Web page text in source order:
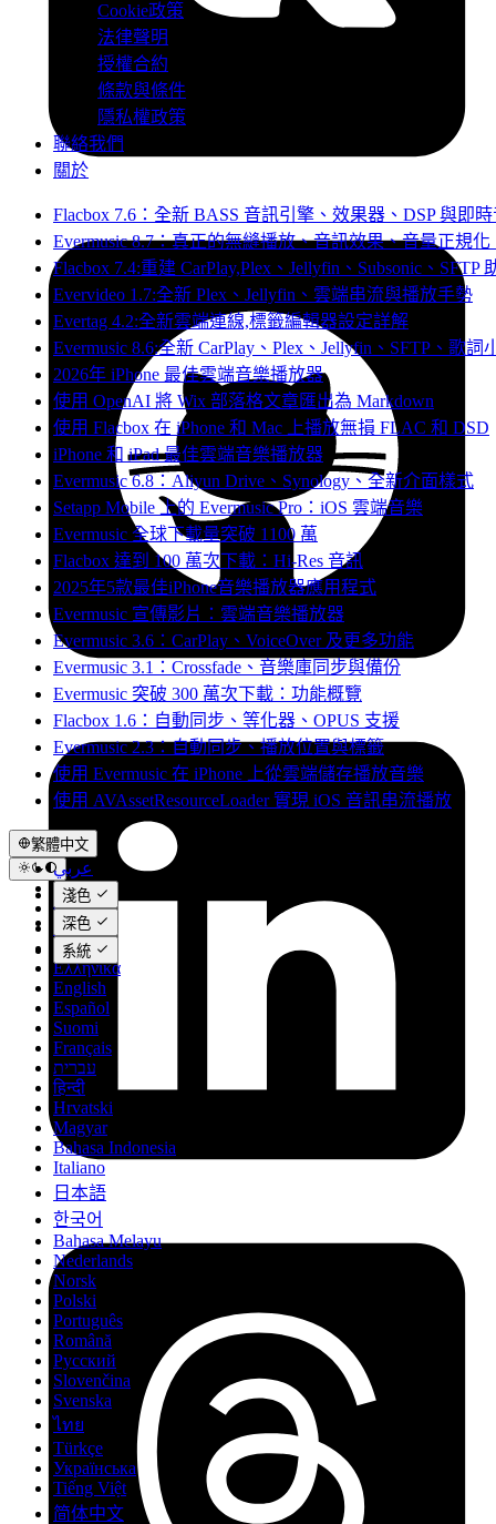
Cookie政策
法律聲明
授權合約
條款與條件
隱私權政策
聯絡我們
關於
Flacbox 7.6：全新 BASS 音訊引擎、效果器、DSP 與即
Evermusic 8.7：真正的無縫播放、音訊效果、音量正規
Flacbox 7.4:重建 CarPlay,Plex、Jellyfin、Subsonic、SFTP
Evervideo 1.7:全新 Plex、Jellyfin、雲端串流與播放手勢
Evertag 4.2:全新雲端連線,標籤編輯器設定詳解
Evermusic 8.6:全新 CarPlay、Plex、Jellyfin、SFTP、歌詞
2026年 iPhone 最佳雲端音樂播放器
使用 OpenAI 將 Wix 部落格文章匯出為 Markdown
使用 Flacbox 在 iPhone 和 Mac 上播放無損 FLAC 和 DSD
iPhone 和 iPad 最佳雲端音樂播放器
Evermusic 6.8：Aliyun Drive、Synology、全新介面樣式
Setapp Mobile 上的 Evermusic Pro：iOS 雲端音樂
Evermusic 全球下載量突破 1100 萬
Flacbox 達到 100 萬次下載：Hi-Res 音訊
2025年5款最佳iPhone音樂播放器應用程式
Evermusic 宣傳影片：雲端音樂播放器
Evermusic 3.6：CarPlay、VoiceOver 及更多功能
Evermusic 3.1：Crossfade、音樂庫同步與備份
Evermusic 突破 300 萬次下載：功能概覽
Flacbox 1.6：自動同步、等化器、OPUS 支援
Evermusic 2.3：自動同步、播放位置與標籤
使用 Evermusic 在 iPhone 上從雲端儲存播放音樂
使用 AVAssetResourceLoader 實現 iOS 音訊串流播放
繁體中文
عربي
Català
Čeština
Dansk
Deutsch
Ελληνικά
English
Español
Suomi
Français
עברית
हिन्दी
Hrvatski
Magyar
Bahasa Indonesia
Italiano
日本語
한국어
Bahasa Melayu
Nederlands
Norsk
Polski
Português
Română
Русский
Slovenčina
Svenska
ไทย
Türkçe
Українська
Tiếng Việt
简体中文
淺色
深色
系統